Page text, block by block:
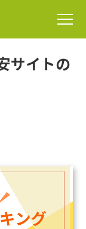
サイトの